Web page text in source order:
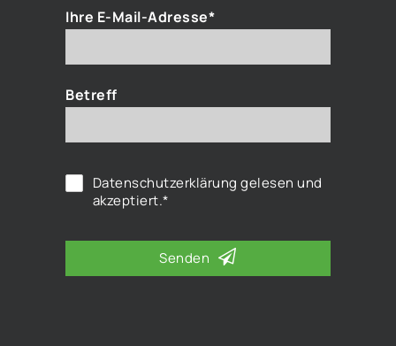
Ihre E-Mail-Adresse*
Betreff
Datenschutzerklärung gelesen und
akzeptiert.*
Senden